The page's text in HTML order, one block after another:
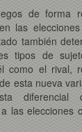
de forma
las
también
tipos de
como el rival,
esta nueva
las elecciones